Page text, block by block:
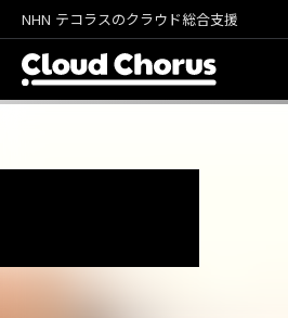
NHN テコラスのクラウド総合支援